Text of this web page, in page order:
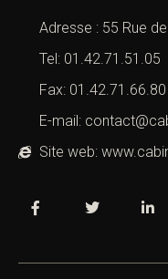
Adresse : 55 Rue
Tel: 01.42.71.51.05
Fax: 01.42.71.66.80
E-mail:
Site web: